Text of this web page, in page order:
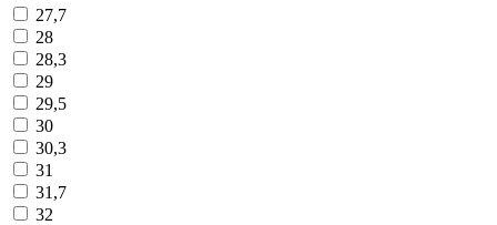
27,7
28
28,3
29
29,5
30
30,3
31
31,7
32